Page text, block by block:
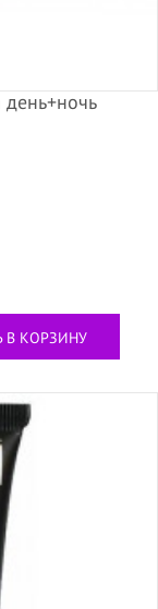
В КОРЗИНУ